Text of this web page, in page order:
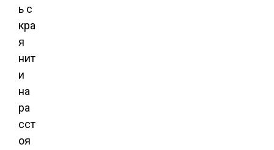
ь с
кра
я
нит
и
на
ра
сст
оя